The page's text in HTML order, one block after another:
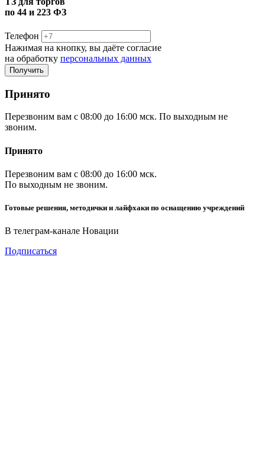
по 44 и 223 ФЗ
Телефон
Нажимая на кнопку, вы даёте согласие
на обработку персональных данных
Принято
Перезвоним вам с 08:00 до 16:00 мск. По выходным не
звоним.
Принято
Перезвоним вам с 08:00 до 16:00 мск.
По выходным не звоним.
Готовые решения, методички и лайфхаки по оснащению учреждений
В телеграм-канале Новации
Подписаться